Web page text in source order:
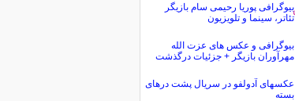
بیوگرافی پوریا رحیمی سام بازیگر
تئاتر، سینما و تلویزیون
بیوگرافی و عکس های عزت الله
مهرآوران بازیگر + جزئیات درگذشت
عکسهای آدولفو در سریال پشت درهای
بسته